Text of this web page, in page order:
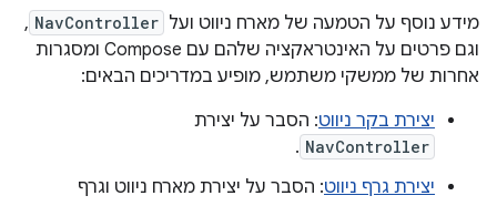
מידע נוסף על הטמעה של מארח ניווט ועל NavController
,
וגם פרטים על האינטראקציה שלהם עם Compose ומסגרות
אחרות של ממשקי משתמש, מופיע במדריכים הבאים:
יצירת בקר ניווט: הסבר על יצירת
NavController
.
יצירת גרף ניווט: הסבר על יצירת מארח ניווט וגרף